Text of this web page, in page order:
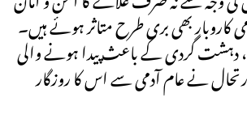
کاروبار بھی بری طرح متاثر ہوئے ہیں۔
دہشت گردی کے باعث پیدا ہونے والی
نے عام آدمی سے اس کا روزگار